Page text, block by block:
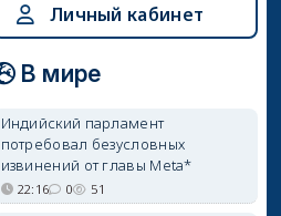
Личный кабинет
В мире
Индийский парламент
потребовал безусловных
извинений от главы Meta*
22:16 0 51